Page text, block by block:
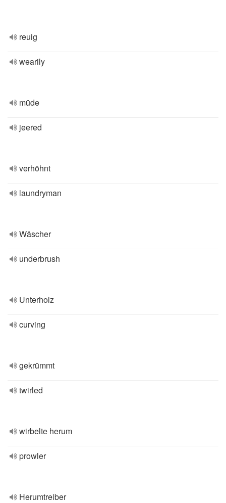
reuig
wearily
müde
jeered
verhöhnt
laundryman
Wäscher
underbrush
Unterholz
curving
gekrümmt
twirled
wirbelte herum
prowler
Herumtreiber